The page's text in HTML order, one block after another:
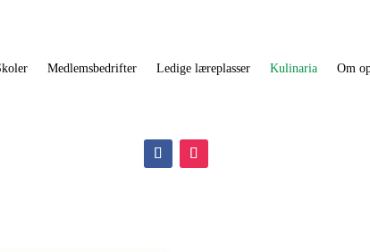
Medlemsbedrifter Ledige læreplasser Kulinaria Om